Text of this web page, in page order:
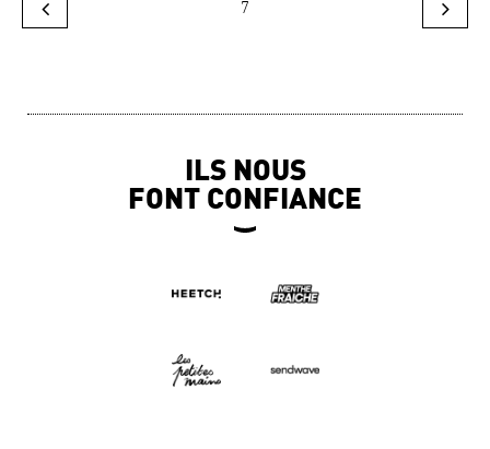
7
ILS NOUS
FONT CONFIANCE